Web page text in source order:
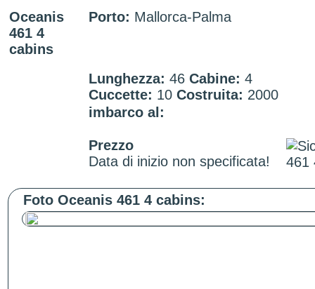
Oceanis
461 4
cabins
Porto: Mallorca-Palma
Lunghezza: 46 Cabine: 4
Cuccette: 10 Costruita: 2000
imbarco al:
Prezzo
Data di inizio non specificata!
Foto Oceanis 461 4 cabins: